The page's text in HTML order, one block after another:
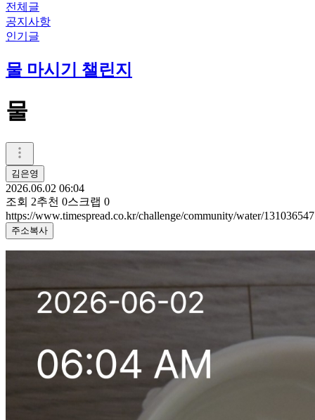
전체글
공지사항
인기글
물 마시기 챌린지
물
김은영
2026.06.02 06:04
조회 2추천 0스크랩 0
https://www.timespread.co.kr/challenge/community/water/131036547
주소복사